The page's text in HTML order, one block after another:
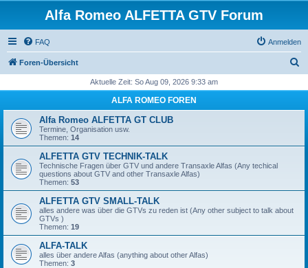
Alfa Romeo ALFETTA GTV Forum
FAQ Anmelden
Foren-Übersicht
h
Aktuelle Zeit: So Aug 09, 2026 9:33 am
ALFA ROMEO FOREN
Alfa Romeo ALFETTA GT CLUB
Termine, Organisation usw.
Themen: 14
ALFETTA GTV TECHNIK-TALK
Technische Fragen über GTV und andere Transaxle Alfas (Any techical
questions about GTV and other Transaxle Alfas)
Themen: 53
ALFETTA GTV SMALL-TALK
alles andere was über die GTVs zu reden ist (Any other subject to talk about
GTVs )
Themen: 19
ALFA-TALK
alles über andere Alfas (anything about other Alfas)
Themen: 3